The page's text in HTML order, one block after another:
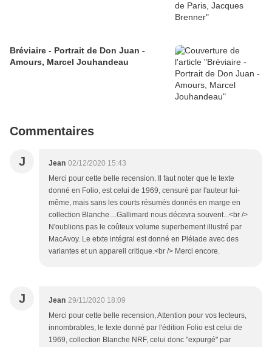
Bréviaire - Portrait de Don Juan -
Amours, Marcel Jouhandeau
Commentaires
J Jean 02/12/2020 15:43
Merci pour cette belle recension. Il faut noter que le texte
donné en Folio, est celui de 1969, censuré par l'auteur lui-
même, mais sans les courts résumés donnés en marge en
collection Blanche....Gallimard nous décevra souvent...<br />
N'oublions pas le coûteux volume superbement illustré par
MacAvoy. Le etxte intégral est donné en Pléiade avec des
variantes et un appareil critique.<br /> Merci encore.
J Jean 29/11/2020 18:09
Merci pour cette belle recension, Attention pour vos lecteurs,
innombrables, le texte donné par l'édition Folio est celui de
1969, collection Blanche NRF, celui donc "expurgé" par